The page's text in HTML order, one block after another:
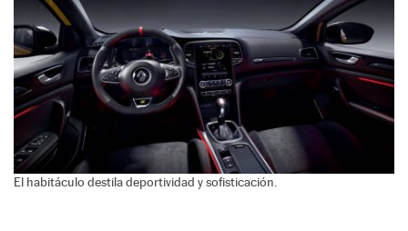
El habitáculo destila deportividad y sofisticación.